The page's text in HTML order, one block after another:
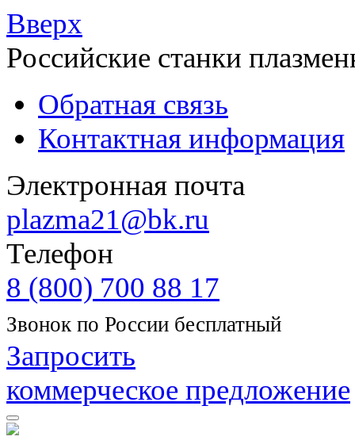
Вверх
Российские станки
Обратная связь
Контактная информация
Электронная почта
plazma21@bk.ru
Телефон
8 (800) 700 88 17
Звонок по России бесплатный
Запросить
коммерческое предложение